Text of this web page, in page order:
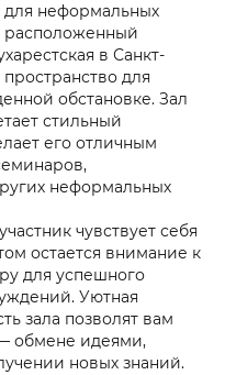
неформальных
расположенный
в Санкт-
для
обстановке. Зал
стильный
его отличным
неформальных
чувствует себя
остается внимание к
для успешного
Уютная
зала позволят вам
обмене идеями,
новых знаний.